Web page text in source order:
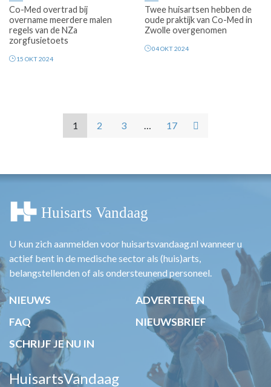
Co-Med overtrad bij
overname meerdere malen
regels van de NZa
zorgfusietoets
15 OKT 2024
Twee huisartsen hebben de
oude praktijk van Co-Med in
Zwolle overgenomen
04 OKT 2024
1 2 3 … 17
U kun zich aanmelden voor huisartsvandaag.nl wanneer u
actief bent in de medische sector als (huis)arts,
belangstellenden of als ondersteunend personeel.
NIEUWS
ADVERTEREN
FAQ
NIEUWSBRIEF
SCHRIJF JE NU IN
HuisartsVandaag